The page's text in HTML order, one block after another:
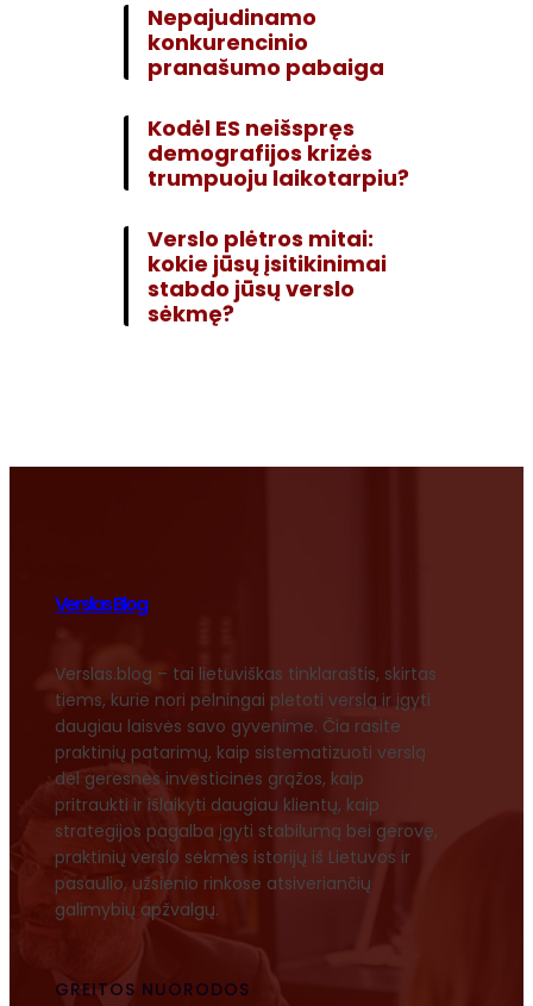
Nepajudinamo
konkurencinio
pranašumo pabaiga
Kodėl ES neišspręs
demografijos krizės
trumpuoju laikotarpiu?
Verslo plėtros mitai:
kokie jūsų įsitikinimai
stabdo jūsų verslo
sėkmę?
Verslas Blog
Verslas.blog – tai lietuviškas tinklaraštis, skirtas
tiems, kurie nori pelningai plėtoti verslą ir įgyti
daugiau laisvės savo gyvenime. Čia rasite
praktinių patarimų, kaip sistematizuoti verslą
dėl geresnės investicinės grąžos, kaip
pritraukti ir išlaikyti daugiau klientų, kaip
strategijos pagalba įgyti stabilumą bei gerovę,
praktinių verslo sėkmės istorijų iš Lietuvos ir
pasaulio, užsienio rinkose atsiveriančių
galimybių apžvalgų.
GREITOS NUORODOS